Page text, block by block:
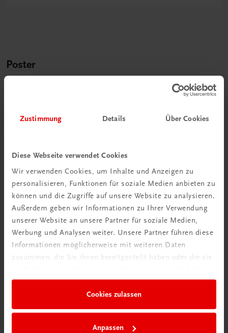
Zustimmung Details Über Cookies
Diese Webseite verwendet Cookies
Wir verwenden Cookies, um Inhalte und Anzeigen zu
personalisieren, Funktionen für soziale Medien anbieten zu
können und die Zugriffe auf unsere Website zu analysieren.
Außerdem geben wir Informationen zu Ihrer Verwendung
unserer Website an unsere Partner für soziale Medien,
Werbung und Analysen weiter. Unsere Partner führen diese
Informationen möglicherweise mit weiteren Daten
zusammen, die Sie ihnen bereitgestellt haben oder die sie
Cookies zulassen
Anpassen
Poster
Poster: Blattwerk Deutsch – Literaturepochen